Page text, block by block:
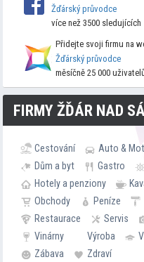
Žďárský průvodce
více než 3500 sledujících
Přidejte svoji firmu na
Žďárský průvodce
měsíčně 25 000
FIRMY ŽĎÁR NAD
Cestování Auto &
Dům a byt
Gastro
Hotely a penziony
Obchody
Peníze
Restaurace
Servis
Vinárny
Výroba
Zábava
Zdraví